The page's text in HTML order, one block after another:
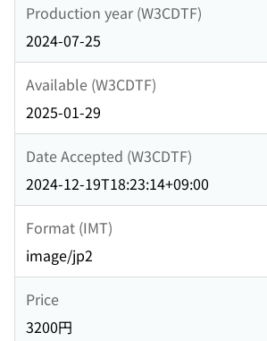
Production year (W3CDTF)
2024-07-25
Available (W3CDTF)
2025-01-29
Date Accepted (W3CDTF)
2024-12-19T18:23:14+09:00
Format (IMT)
image/jp2
Price
3200円